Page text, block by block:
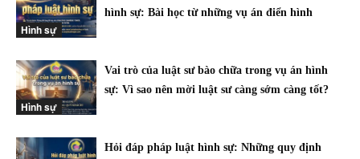
Hình sự
hình sự: Bài học từ những vụ án điển hình
Hình sự
Vai trò của luật sư bào chữa trong vụ án hình
sự: Vì sao nên mời luật sư càng sớm càng tốt?
Hỏi đáp pháp luật hình sự: Những quy định